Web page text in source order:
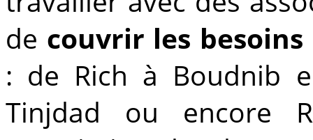
de couvrir les besoins
: de Rich à Boudnib
Tinjdad ou encore